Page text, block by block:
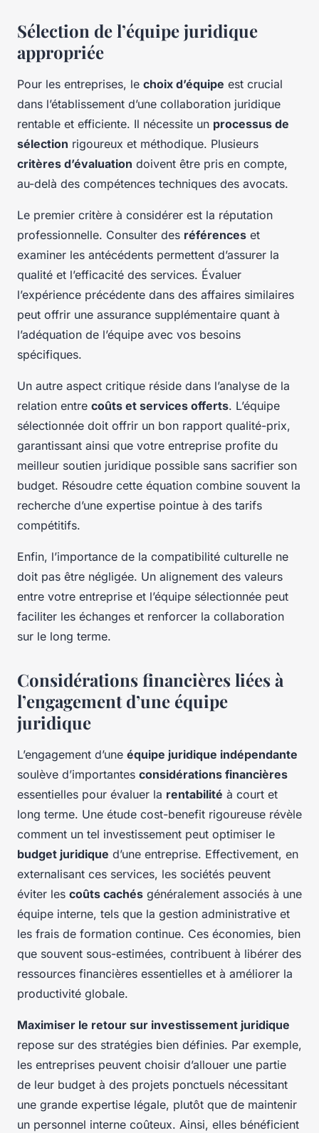
Sélection de l’équipe juridique
appropriée
Pour les entreprises, le choix d’équipe est crucial
dans l’établissement d’une collaboration juridique
rentable et efficiente. Il nécessite un processus de
sélection rigoureux et méthodique. Plusieurs
critères d’évaluation doivent être pris en compte,
au-delà des compétences techniques des avocats.
Le premier critère à considérer est la réputation
professionnelle. Consulter des références et
examiner les antécédents permettent d’assurer la
qualité et l’efficacité des services. Évaluer
l’expérience précédente dans des affaires similaires
peut offrir une assurance supplémentaire quant à
l’adéquation de l’équipe avec vos besoins
spécifiques.
Un autre aspect critique réside dans l’analyse de la
relation entre coûts et services offerts. L’équipe
sélectionnée doit offrir un bon rapport qualité-prix,
garantissant ainsi que votre entreprise profite du
meilleur soutien juridique possible sans sacrifier son
budget. Résoudre cette équation combine souvent la
recherche d’une expertise pointue à des tarifs
compétitifs.
Enfin, l’importance de la compatibilité culturelle ne
doit pas être négligée. Un alignement des valeurs
entre votre entreprise et l’équipe sélectionnée peut
faciliter les échanges et renforcer la collaboration
sur le long terme.
Considérations financières liées à
l’engagement d’une équipe
juridique
L’engagement d’une équipe juridique indépendante
soulève d’importantes considérations financières
essentielles pour évaluer la rentabilité à court et
long terme. Une étude cost-benefit rigoureuse révèle
comment un tel investissement peut optimiser le
budget juridique d’une entreprise. Effectivement, en
externalisant ces services, les sociétés peuvent
éviter les coûts cachés généralement associés à une
équipe interne, tels que la gestion administrative et
les frais de formation continue. Ces économies, bien
que souvent sous-estimées, contribuent à libérer des
ressources financières essentielles et à améliorer la
productivité globale.
Maximiser le retour sur investissement juridique
repose sur des stratégies bien définies. Par exemple,
les entreprises peuvent choisir d’allouer une partie
de leur budget à des projets ponctuels nécessitant
une grande expertise légale, plutôt que de maintenir
un personnel interne coûteux. Ainsi, elles bénéficient